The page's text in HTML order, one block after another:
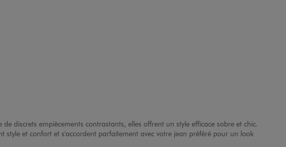
discrets empiècements contrastants, elles offrent un style efficace sobre et chic.
style et confort et s'accordent parfaitement avec votre jean préféré pour un look